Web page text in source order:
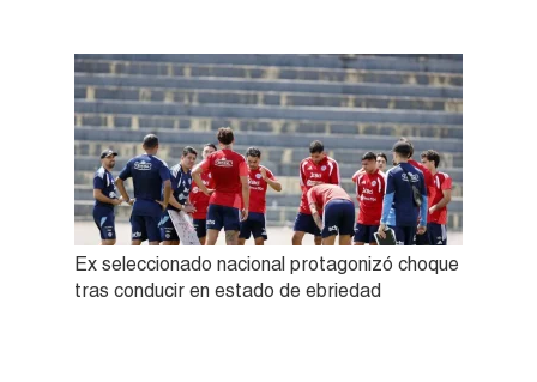
Ex seleccionado nacional protagonizó choque
tras conducir en estado de ebriedad